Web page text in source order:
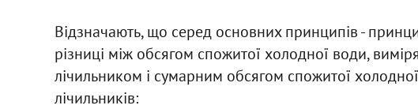
Відзначають, що серед основних принципів -
різниці між обсягом спожитої холодної води,
лічильником і сумарним обсягом спожитої
лічильників: